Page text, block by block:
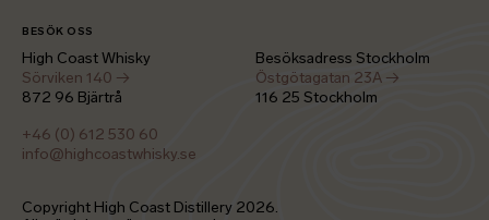
BESÖK OSS
High Coast Whisky
Sörviken 140 →
872 96 Bjärtrå
+46 (0) 612 530 60
info@highcoastwhisky.se
Besöksadress Stockholm
Östgötagatan 23A →
116 25 Stockholm
Copyright High Coast Distillery 2026.